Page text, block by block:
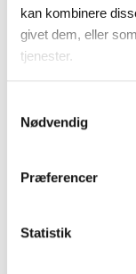
kan kombinere
givet dem, eller
tjenester.
Nødvendig
Præferencer
Statistik